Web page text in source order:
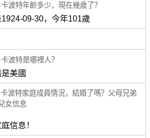
波特年齡多少，現在幾歲了？
1924-09-30，今年101歲
波特是哪裡人？
美國
波特家庭成員情況，結婚了嗎？父母兄弟
女信息
信息！